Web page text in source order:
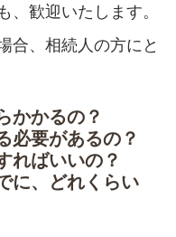
、歓迎いたします。
合、相続人の方にと
かかるの？
必要があるの？
ればいいの？
に、どれくらい